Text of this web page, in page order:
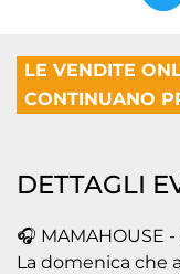
LE VENDITE
CONTINUANO
DETTAGLI
🎧 MAMAHOUSE -
La domenica che